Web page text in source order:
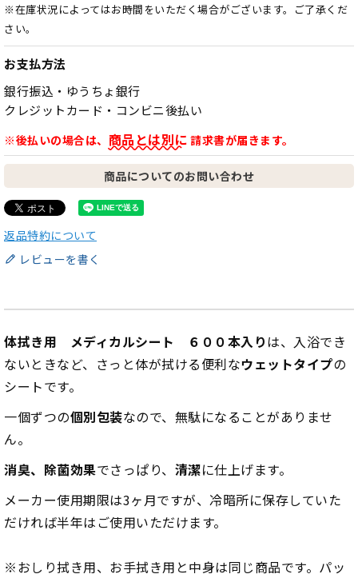
※在庫状況によってはお時間をいただく場合がございます。ご了承くだ
さい。
お支払方法
銀行振込・ゆうちょ銀行
クレジットカード・コンビニ後払い
※後払いの場合は、 商品とは別に 請求書が届きます。
商品についてのお問い合わせ
返品特約について
レビューを書く
体拭き用 メディカルシート ６００本入りは、入浴でき
ないときなど、さっと体が拭ける便利なウェットタイプの
シートです。
一個ずつの個別包装なので、無駄になることがありませ
ん。
消臭、除菌効果でさっぱり、 清潔に仕上げます。
メーカー使用期限は3ヶ月ですが、冷暗所に保存していた
だければ半年はご使用いただけます。
※おしり拭き用、お手拭き用と中身は同じ商品です。パッ